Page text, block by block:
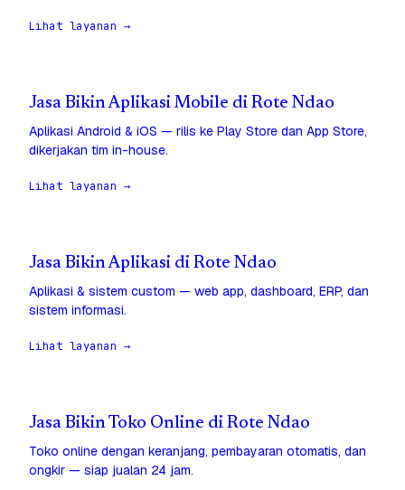
Lihat layanan →
Jasa Bikin Aplikasi Mobile di Rote Ndao
Aplikasi Android & iOS — rilis ke Play Store dan App Store,
dikerjakan tim in-house.
Lihat layanan →
Jasa Bikin Aplikasi di Rote Ndao
Aplikasi & sistem custom — web app, dashboard, ERP, dan
sistem informasi.
Lihat layanan →
Jasa Bikin Toko Online di Rote Ndao
Toko online dengan keranjang, pembayaran otomatis, dan
ongkir — siap jualan 24 jam.